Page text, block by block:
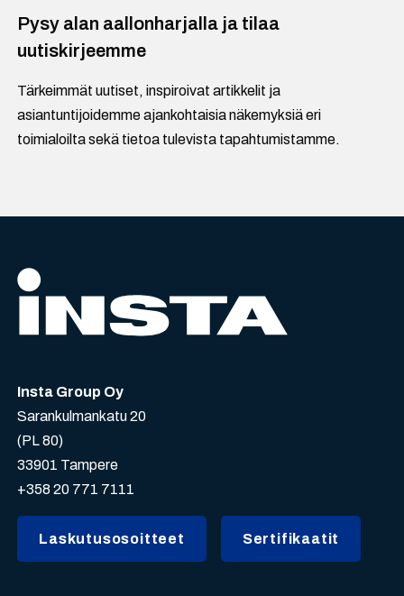
Pysy alan aallonharjalla ja tilaa
uutiskirjeemme
Tärkeimmät uutiset, inspiroivat artikkelit ja
asiantuntijoidemme ajankohtaisia näkemyksiä eri
toimialoilta sekä tietoa tulevista tapahtumistamme.
Insta Group Oy
Sarankulmankatu 20
(PL 80)
33901 Tampere
+358 20 771 7111
Laskutusosoitteet Sertifikaatit